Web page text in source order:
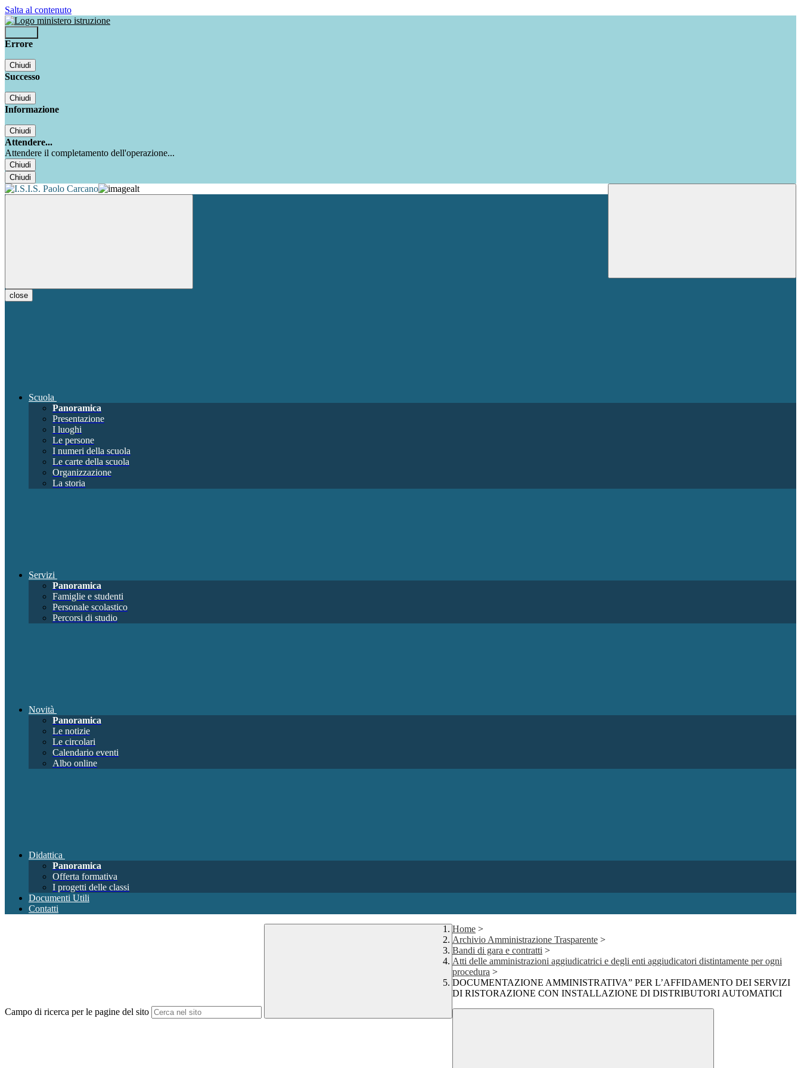
Salta al contenuto
Errore
Chiudi
Successo
Chiudi
Informazione
Chiudi
Attendere...
Attendere il completamento dell'operazione...
Chiudi
Chiudi
close
Scuola
Panoramica
Presentazione
I luoghi
Le persone
I numeri della scuola
Le carte della scuola
Organizzazione
La storia
Servizi
Panoramica
Famiglie e studenti
Personale scolastico
Percorsi di studio
Novità
Panoramica
Le notizie
Le circolari
Calendario eventi
Albo online
Didattica
Panoramica
Offerta formativa
I progetti delle classi
Documenti Utili
Contatti
Campo di ricerca per le pagine del sito
Home >
Archivio Amministrazione Trasparente >
Bandi di gara e contratti >
Atti delle amministrazioni aggiudicatrici e degli enti aggiudicatori distintamente per ogni
procedura >
DOCUMENTAZIONE AMMINISTRATIVA” PER L’AFFIDAMENTO DEI SERVIZI
DI RISTORAZIONE CON INSTALLAZIONE DI DISTRIBUTORI AUTOMATICI